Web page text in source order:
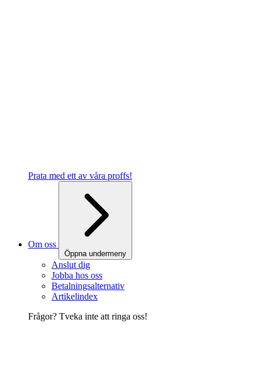
Prata med ett av våra proffs!
Om oss
Öppna undermeny
Anslut dig
Jobba hos oss
Betalningsalternativ
Artikelindex
Frågor? Tveka inte att ringa oss!